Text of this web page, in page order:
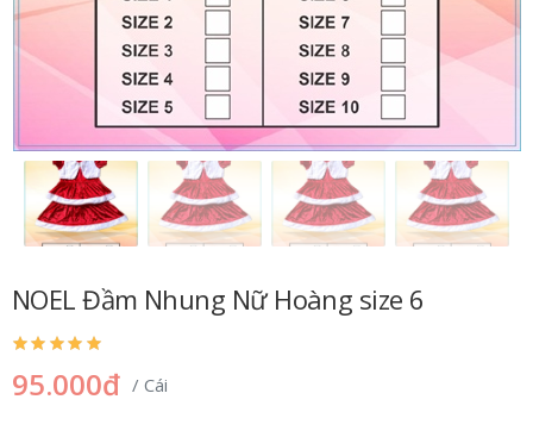
NOEL Đầm Nhung Nữ Hoàng size 6
95.000đ / Cái